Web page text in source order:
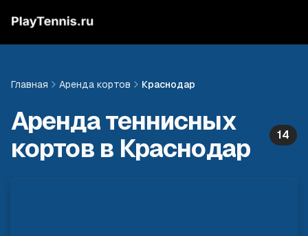
Главная Аренда кортов Краснодар
Аренда теннисных
кортов в Краснодар 14